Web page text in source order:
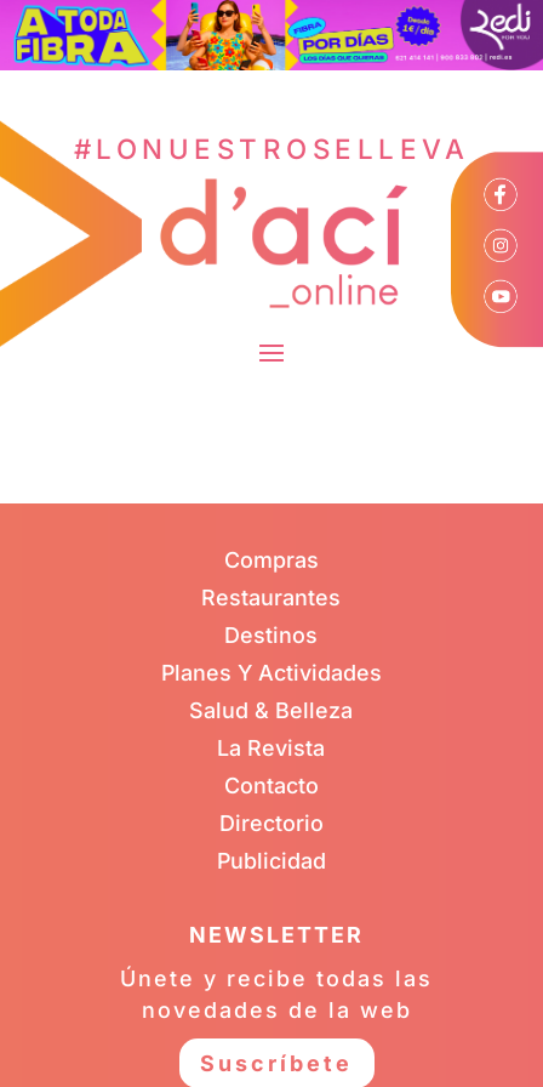
#LONUESTROSELLEVA
Compras
Restaurantes
Destinos
Planes Y Actividades
Salud & Belleza
La Revista
Contacto
Directorio
Publicidad
NEWSLETTER
Únete y recibe todas las
novedades de la web
Suscríbete